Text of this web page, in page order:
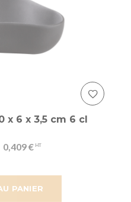
PANIER
x 6 x 3,5 cm 6 cl
0,409 €